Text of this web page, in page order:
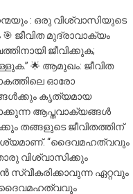
: ഒരു വിശ്വാസിയുടെ
ജീവിത മുദ്രാവാക്യം
ജീവിക്കുക;
🌟 ആമുഖം: ജീവിത
ഓരോ
കൃത്യമായ
ആപ്തവാക്യങ്ങൾ
തങ്ങളുടെ ജീവിതത്തിന്
“ദൈവമഹത്വവും
വിശ്വാസിക്കും
സ്വീകരിക്കാവുന്ന ഏറ്റവും
ദൈവമഹത്വവും